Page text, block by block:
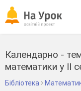
Календарно -
математики у ІІ
Бібліотека